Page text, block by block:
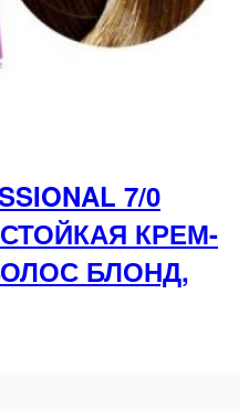
7/0
СТОЙКАЯ КРЕМ-
БЛОНД,